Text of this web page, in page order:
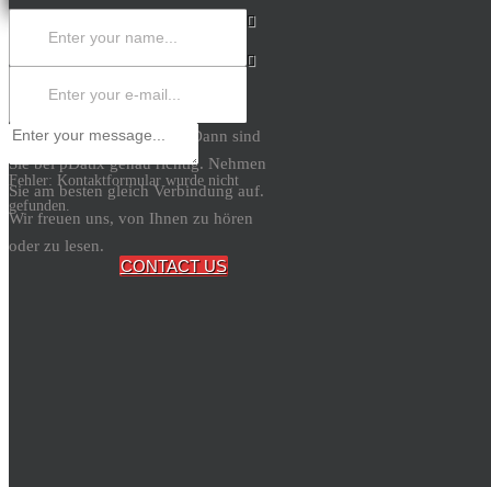
CONTACT US
Datenschutzbeauftragten? Dann sind
Sie bei pDatix genau richtig. Nehmen
Sie am besten gleich Verbindung auf.
Wir freuen uns, von Ihnen zu hören
oder zu lesen.
× Schliessen
Fehler: Kontaktformular wurde nicht
gefunden.